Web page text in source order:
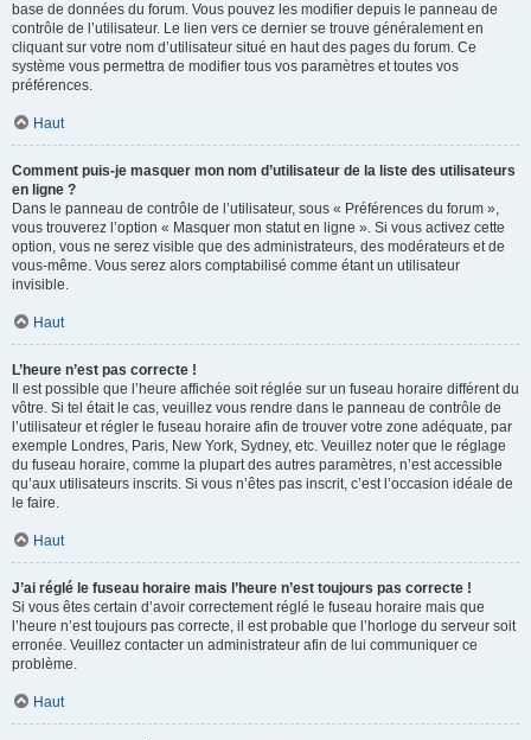
base de données du forum. Vous pouvez les modifier depuis le panneau de
contrôle de l’utilisateur. Le lien vers ce dernier se trouve généralement en
cliquant sur votre nom d’utilisateur situé en haut des pages du forum. Ce
système vous permettra de modifier tous vos paramètres et toutes vos
préférences.
Haut
Comment puis-je masquer mon nom d’utilisateur de la liste des utilisateurs
en ligne ?
Dans le panneau de contrôle de l’utilisateur, sous « Préférences du forum »,
vous trouverez l’option « Masquer mon statut en ligne ». Si vous activez cette
option, vous ne serez visible que des administrateurs, des modérateurs et de
vous-même. Vous serez alors comptabilisé comme étant un utilisateur
invisible.
Haut
L’heure n’est pas correcte !
Il est possible que l’heure affichée soit réglée sur un fuseau horaire différent du
vôtre. Si tel était le cas, veuillez vous rendre dans le panneau de contrôle de
l’utilisateur et régler le fuseau horaire afin de trouver votre zone adéquate, par
exemple Londres, Paris, New York, Sydney, etc. Veuillez noter que le réglage
du fuseau horaire, comme la plupart des autres paramètres, n’est accessible
qu’aux utilisateurs inscrits. Si vous n’êtes pas inscrit, c’est l’occasion idéale de
le faire.
Haut
J’ai réglé le fuseau horaire mais l’heure n’est toujours pas correcte !
Si vous êtes certain d’avoir correctement réglé le fuseau horaire mais que
l’heure n’est toujours pas correcte, il est probable que l’horloge du serveur soit
erronée. Veuillez contacter un administrateur afin de lui communiquer ce
problème.
Haut